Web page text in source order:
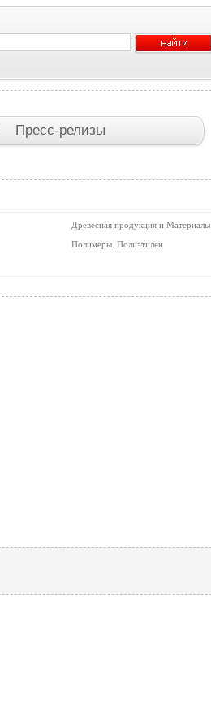
Пресс-релизы
Древесная продукция и Материалы
Полимеры. Полиэтилен